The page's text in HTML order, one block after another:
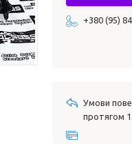
+380 (95)
протягом